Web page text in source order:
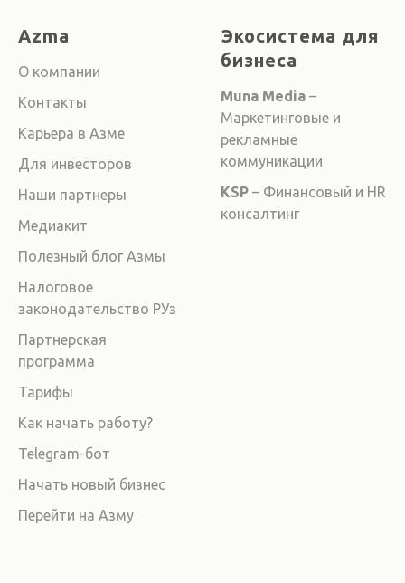
Azma
О компании
Контакты
Карьера в Азме
Для инвесторов
Наши партнеры
Медиакит
Полезный блог Азмы
Налоговое
законодательство РУз
Партнерская
программа
Тарифы
Как начать работу?
Telegram-бот
Начать новый бизнес
Перейти на Азму
Экосистема для
бизнеса
Muna Media –
Маркетинговые и
рекламные
коммуникации
KSP – Финансовый и HR
консалтинг